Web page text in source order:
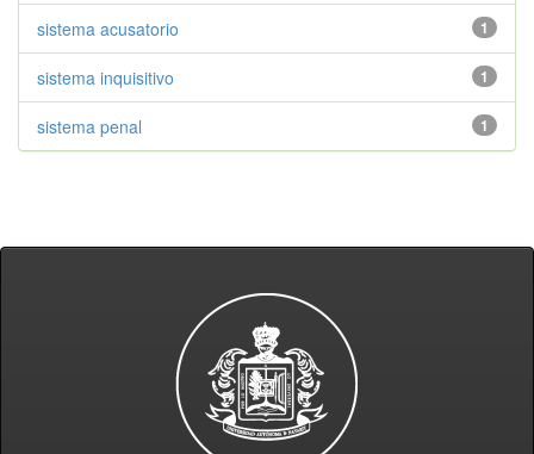
1
sistema acusatorio
1
sistema inquisitivo
1
sistema penal